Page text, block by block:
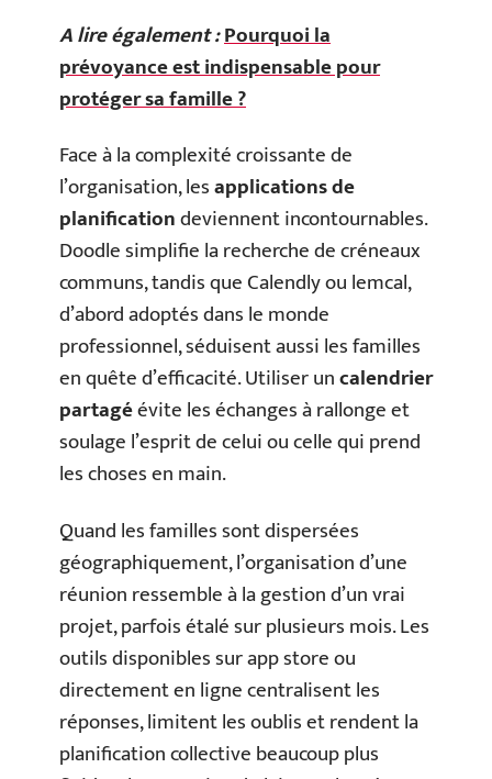
A lire également :Pourquoi la
prévoyance est indispensable pour
protéger sa famille ?
Face à la complexité croissante de
l’organisation, lesapplications de
planificationdeviennent incontournables.
Doodle simplifie la recherche de créneaux
communs, tandis que Calendly ou lemcal,
d’abord adoptés dans le monde
professionnel, séduisent aussi les familles
en quête d’efficacité. Utiliser uncalendrier
partagéévite les échanges à rallonge et
soulage l’esprit de celui ou celle qui prend
les choses en main.
Quand les familles sont dispersées
géographiquement, l’organisation d’une
réunion ressemble à la gestion d’un vrai
projet, parfois étalé sur plusieurs mois. Les
outils disponibles sur app store ou
directement en ligne centralisent les
réponses, limitent les oublis et rendent la
planification collective beaucoup plus